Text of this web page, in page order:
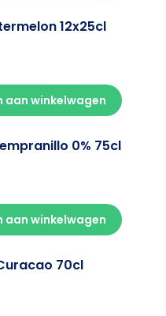
12x25cl
aan winkelwagen
0% 75cl
aan winkelwagen
70cl